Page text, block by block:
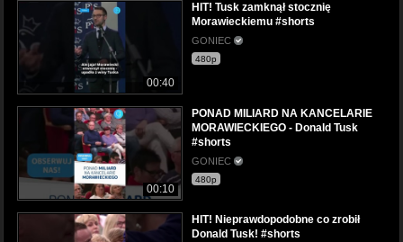
00:40
HIT! Tusk zamknął stocznię
Morawieckiemu #shorts
GONIEC
480p
00:10
PONAD MILIARD NA KANCELARIE
MORAWIECKIEGO - Donald Tusk
#shorts
GONIEC
480p
HIT! Nieprawdopodobne co zrobił
Donald Tusk! #shorts